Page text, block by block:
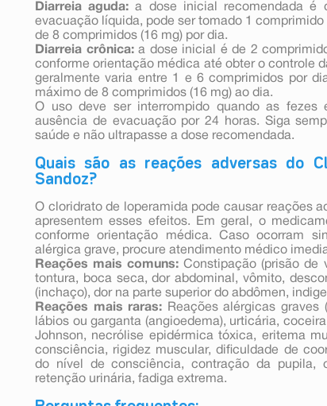
Diarreia aguda: a dose inicial recomendada é
evacuação líquida, pode ser tomado 1
de 8 comprimidos (16 mg) por dia.
Diarreia crônica:a dose inicial é de 2
conforme orientação médica até obter o controle
geralmente varia entre 1 e 6 comprimidos por
máximo de 8 comprimidos (16 mg) ao dia.
O uso deve ser interrompido quando as fezes
ausência de evacuação por 24 horas. Siga
saúde e não ultrapasse a dose recomendada.
Quais são as reações adversas do
Sandoz?
O cloridrato de loperamida pode causar reações
apresentem esses efeitos. Em geral, o
conforme orientação médica. Caso ocorram
alérgica grave, procure atendimento médico
Reações mais comuns: Constipação (prisão de
tontura, boca seca, dor abdominal, vômito,
(inchaço), dor na parte superior do abdômen,
Reações mais raras:
Reações alérgicas graves
lábios ou garganta (angioedema), urticária,
Johnson, necrólise epidérmica tóxica, eritema
consciência, rigidez muscular, dificuldade de
do nível de consciência, contração da pupila,
retenção urinária, fadiga extrema.